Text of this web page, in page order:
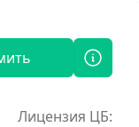
Лицензия ЦБ: